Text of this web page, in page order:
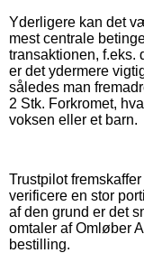
Yderligere kan det
mest centrale
transaktionen, f.eks.
er det ydermere
således man
2 Stk. Forkromet,
voksen eller et barn.
Trustpilot
verificere en stor
af den grund er det
omtaler af Omløber
bestilling.